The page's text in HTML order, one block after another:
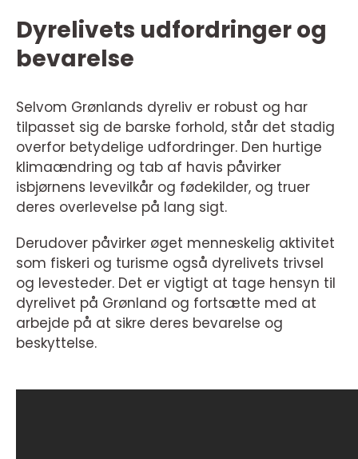
Dyrelivets udfordringer og
bevarelse
Selvom Grønlands dyreliv er robust og har
tilpasset sig de barske forhold, står det stadig
overfor betydelige udfordringer. Den hurtige
klimaændring og tab af havis påvirker
isbjørnens levevilkår og fødekilder, og truer
deres overlevelse på lang sigt.
Derudover påvirker øget menneskelig aktivitet
som fiskeri og turisme også dyrelivets trivsel
og levesteder. Det er vigtigt at tage hensyn til
dyrelivet på Grønland og fortsætte med at
arbejde på at sikre deres bevarelse og
beskyttelse.